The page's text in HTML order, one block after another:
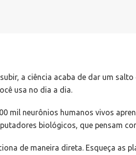
a ciência acaba de dar um
usa no dia a dia.
mil neurônios humanos vivos
biológicos, que pensam
de maneira direta. Esqueça as